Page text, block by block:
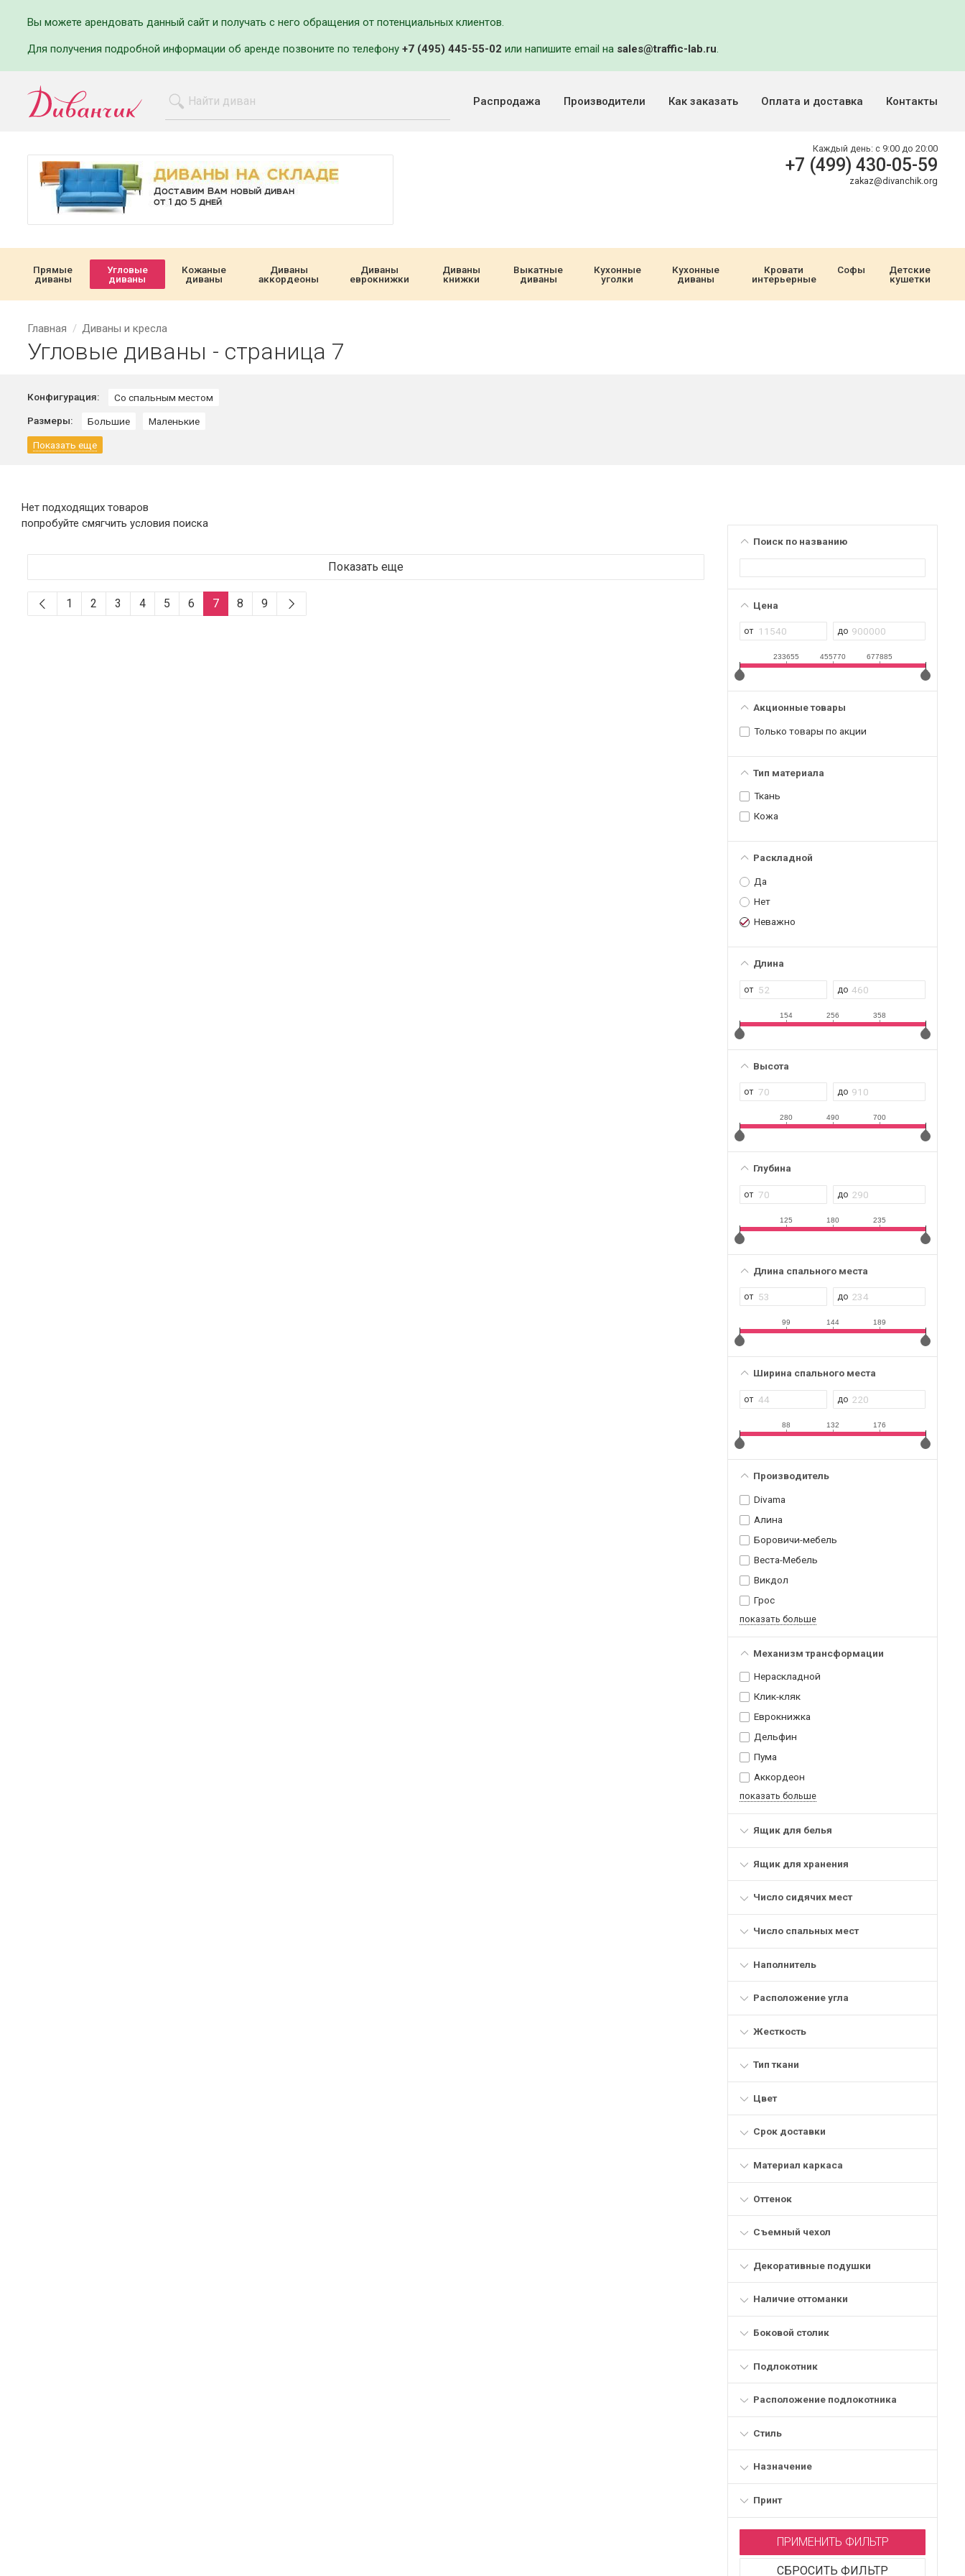
Вы можете арендовать данный сайт и получать с него обращения от потенциальных клиентов.
Для получения подробной информации об аренде позвоните по телефону +7 (495) 445-55-02 или напишите email на sales@traffic-lab.ru.
Распродажа Производители Как заказать Оплата и доставка Контакты
Каждый день: с 9:00 до 20:00
+7 (499) 430-05-59
zakaz@divanchik.org
Прямые
диваны
Угловые
диваны
Кожаные
диваны
Диваны
аккордеоны
Диваны
еврокнижки
Диваны
книжки
Выкатные
диваны
Кухонные
уголки
Кухонные
диваны
Кровати
интерьерные
Софы
Детские
кушетки
Главная Диваны и кресла
Угловые диваны - страница 7
Конфигурация:
Со спальным местом
Размеры:
Большие Маленькие
Показать еще
Поиск по названию
Цена
233655 455770 677885
Акционные товары
Только товары по акции
Тип материала
Ткань
Кожа
Раскладной
Да
Нет
Неважно
Длина
154 256 358
Высота
280 490 700
Глубина
125 180 235
Длина спального места
99 144 189
Ширина спального места
88 132 176
Производитель
Divama
Алина
Боровичи-мебель
Веста-Мебель
Викдол
Грос
показать больше
Механизм трансформации
Нераскладной
Клик-кляк
Еврокнижка
Дельфин
Пума
Аккордеон
показать больше
Ящик для белья
Ящик для хранения
Число сидячих мест
Число спальных мест
Наполнитель
Расположение угла
Жесткость
Тип ткани
Цвет
Срок доставки
Материал каркаса
Оттенок
Съемный чехол
Декоративные подушки
Наличие оттоманки
Боковой столик
Подлокотник
Расположение подлокотника
Стиль
Назначение
Принт
ПРИМЕНИТЬ ФИЛЬТР
СБРОСИТЬ ФИЛЬТР
Нет подходящих товаров
попробуйте смягчить условия поиска
Показать еще
1 2 3 4 5 6 7 8 9